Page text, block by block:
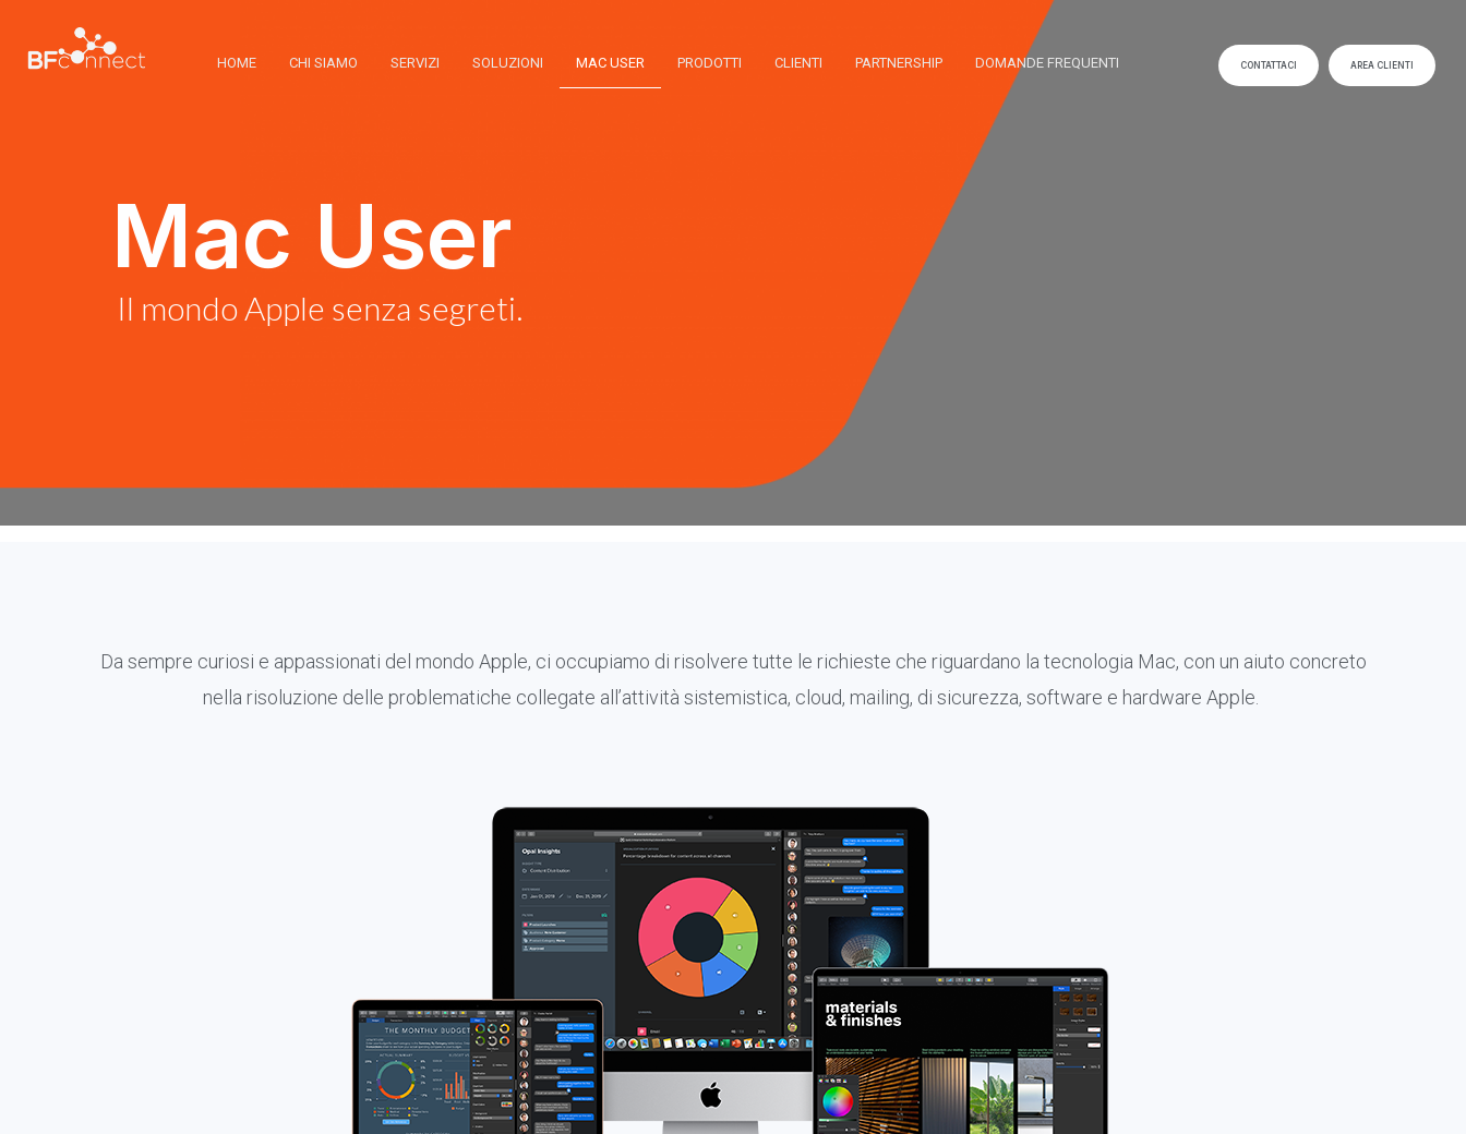
HOME CHI SIAMO SERVIZI SOLUZIONI MAC USER PRODOTTI CLIENTI PARTNERSHIP DOMANDE FREQUENTI CONTATTACI AREA CLIENTI
Mac User
Il mondo Apple senza segreti.
Da sempre curiosi e appassionati del mondo Apple, ci occupiamo di risolvere tutte le richieste che riguardano la tecnologia Mac, con un aiuto concreto
nella risoluzione delle problematiche collegate all’attività sistemistica, cloud, mailing, di sicurezza, software e hardware Apple.